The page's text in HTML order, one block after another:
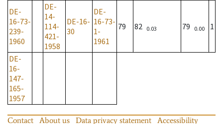
DE-
16-73-
239-
1960
DE-
14-
114-
421-
1958
DE-16-
30
DE-
16-73-
1-
1961
79 82 0.03 79 0.00 1
DE-
16-
147-
165-
1957
Contact About us Data privacy statement Accessibility